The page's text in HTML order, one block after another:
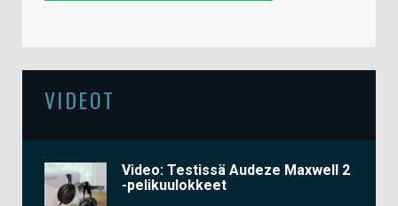
VIDEOT
Video: Testissä Audeze Maxwell 2
-pelikuulokkeet